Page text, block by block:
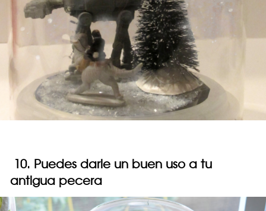
10. Puedes darle un buen uso a tu
antigua pecera